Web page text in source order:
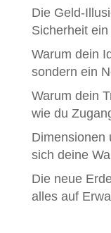
Die Geld-
Sicherheit
Warum dein
sondern ein
Warum dein
wie du
Dimensionen
sich deine
Die neue
alles auf